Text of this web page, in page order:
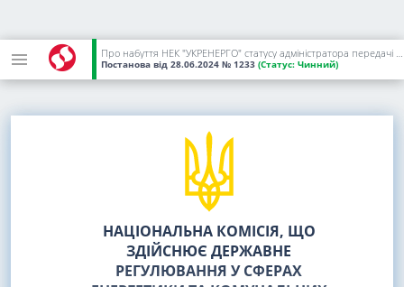
Про набуття НЕК "УКРЕНЕРГО" статусу адміністратора передачі даних
Постанова від 28.06.2024 № 1233 (Статус: Чинний)
НАЦІОНАЛЬНА КОМІСІЯ, ЩО
ЗДІЙСНЮЄ ДЕРЖАВНЕ
РЕГУЛЮВАННЯ У СФЕРАХ